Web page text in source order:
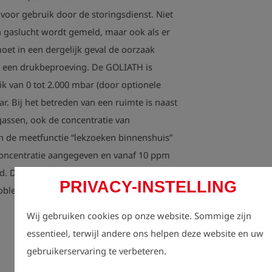
PRIVACY-INSTELLING
Wij gebruiken cookies op onze website. Sommige zijn
essentieel, terwijl andere ons helpen deze website en uw
gebruikerservaring te verbeteren.
gebruik door de storingsdienst. Niet
gaslucht wordt gemeld, maar ook als er
in een dergelijk geval de oorzaak
drukbeproeving. De GOLIATH is
van 0 tot 2.000 mbar (door optionele
Bij het betreden van een ruimte is naast
ook de concentratie van
meetfunctie “lekzoeken binnenshuis”
aangegeven en vanaf 10 ppm
De monteur wordt zo optisch en
met de gasafvoer gewezen.